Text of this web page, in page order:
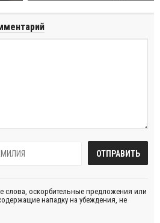
слова, оскорбительные предложения или
нападку на убеждения, не